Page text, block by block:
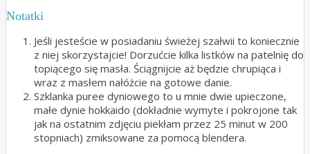
Notatki
Jeśli jesteście w posiadaniu świeżej szałwii to koniecznie
z niej skorzystajcie! Dorzućcie kilka listków na patelnię do
topiącego się masła. Ściągnijcie aż będzie chrupiąca i
wraz z masłem nałóżcie na gotowe danie.
Szklanka puree dyniowego to u mnie dwie upieczone,
małe dynie hokkaido (dokładnie wymyte i pokrojone tak
jak na ostatnim zdjęciu piekłam przez 25 minut w 200
stopniach) zmiksowane za pomocą blendera.